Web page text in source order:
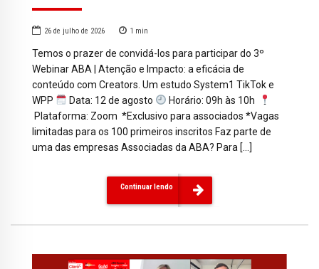
26 de julho de 2026 1 min
Temos o prazer de convidá-los para participar do 3º
Webinar ABA | Atenção e Impacto: a eficácia de
conteúdo com Creators. Um estudo System1 TikTok e
WPP
Data: 12 de agosto
Horário: 09h às 10h
Plataforma: Zoom *Exclusivo para associados *Vagas
limitadas para os 100 primeiros inscritos Faz parte de
uma das empresas Associadas da ABA? Para […]
Continuar lendo